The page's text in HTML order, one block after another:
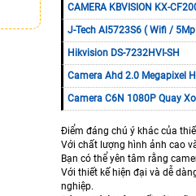
CAMERA KBVISION KX-
J-Tech AI5723S6 ( Wifi /
Hikvision DS-7232HVI-SH
Camera Ahd 2.0 Megapixel
Camera C6N 1080P Quay
Điểm đáng chú ý khác của
Với chất lượng hình ảnh cao
Bạn có thể yên tâm rằng
Với thiết kế hiện đại và dễ
nghiệp.